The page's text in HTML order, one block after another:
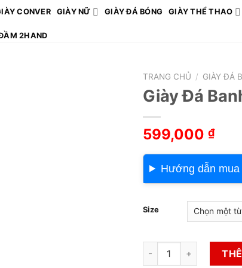
CONVER GIÀY NỮ GIÀY ĐÁ BÓNG GIÀY THỂ THAO
2HAND
TRANG CHỦ / GIÀY ĐÁ
Giày Đá
599,000 ₫
Hướng dẫn mua
Size
Giày Đá Banh 2hand